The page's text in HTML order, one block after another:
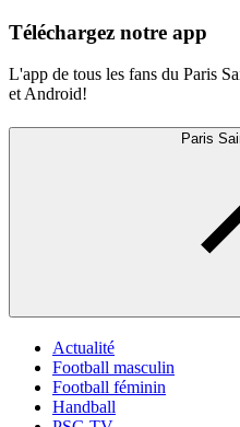
Téléchargez notre app
L'app de tous les fans du Paris
et Android!
Paris
Actualité
Football masculin
Football féminin
Handball